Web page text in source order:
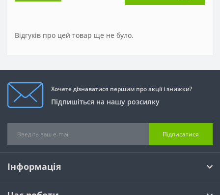
Відгуків про цей товар ще не було.
Хочете дізнаватися першим про акції і знижки?
Підпишіться на нашу розсилку
Підписатися
Інформація